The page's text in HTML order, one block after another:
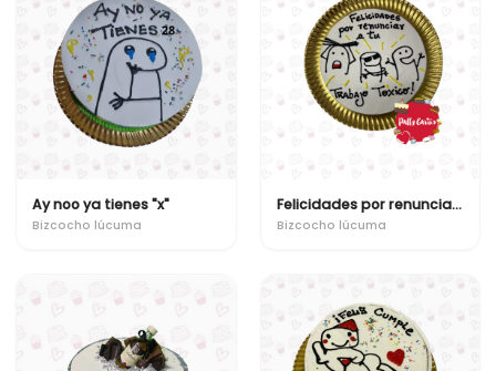
Ay noo ya tienes "x"
Bizcocho lúcuma
Felicidades por renunciar a tu trabajo toxico!
Bizcocho lúcuma